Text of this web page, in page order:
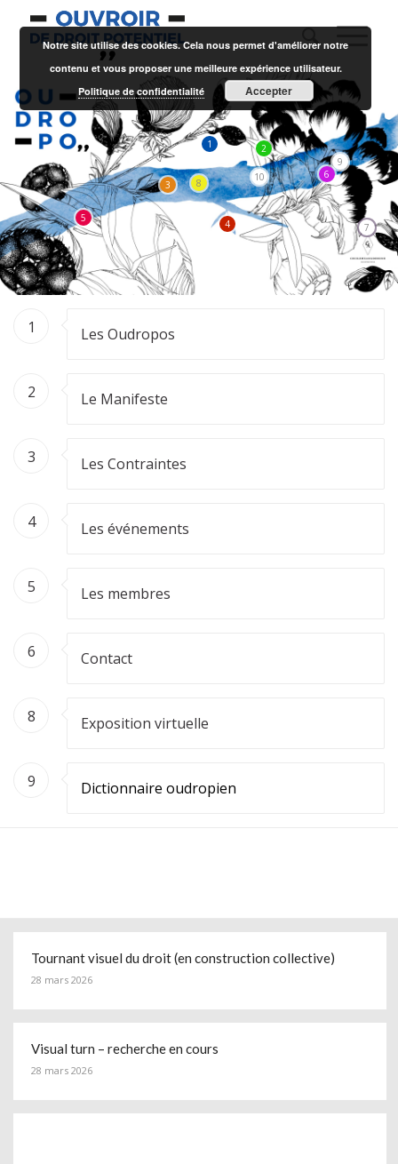
1 2
3
4
5
6
7
8
9
10
1 Les Oudropos
2 Le Manifeste
3 Les Contraintes
4 Les événements
5 Les membres
6 Contact
8 Exposition virtuelle
9 Dictionnaire oudropien
Tournant visuel du droit (en construction collective)
28 mars 2026
Visual turn – recherche en cours
28 mars 2026
Notre site utilise des cookies. Cela nous permet d'améliorer notre
contenu et vous proposer une meilleure expérience utilisateur.
Politique de confidentialité
Accepter